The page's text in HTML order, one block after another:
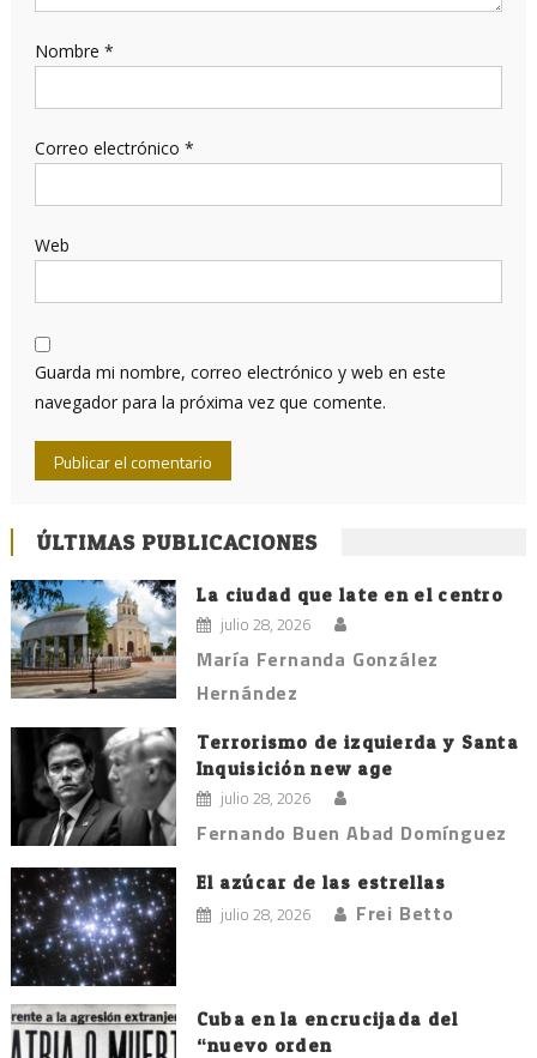
Nombre *
Correo electrónico *
Web
Guarda mi nombre, correo electrónico y web en este
navegador para la próxima vez que comente.
ÚLTIMAS PUBLICACIONES
La ciudad que late en el centro
julio 28, 2026
María Fernanda González
Hernández
Terrorismo de izquierda y Santa
Inquisición new age
julio 28, 2026
Fernando Buen Abad Domínguez
El azúcar de las estrellas
julio 28, 2026 Frei Betto
Cuba en la encrucijada del
“nuevo orden